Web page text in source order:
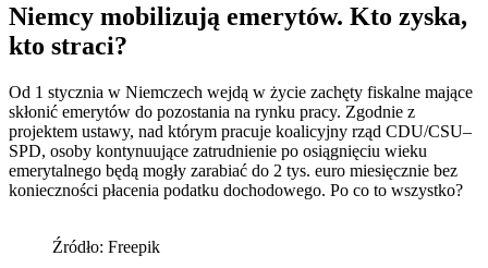
Niemcy mobilizują emerytów. Kto zyska,
kto straci?
Od 1 stycznia w Niemczech wejdą w życie zachęty fiskalne mające
skłonić emerytów do pozostania na rynku pracy. Zgodnie z
projektem ustawy, nad którym pracuje koalicyjny rząd CDU/CSU–
SPD, osoby kontynuujące zatrudnienie po osiągnięciu wieku
emerytalnego będą mogły zarabiać do 2 tys. euro miesięcznie bez
konieczności płacenia podatku dochodowego. Po co to wszystko?
Źródło: Freepik